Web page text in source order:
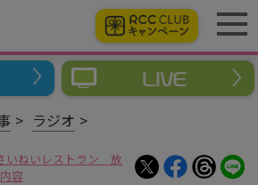
ラジオ
いねいレストラン 放
容